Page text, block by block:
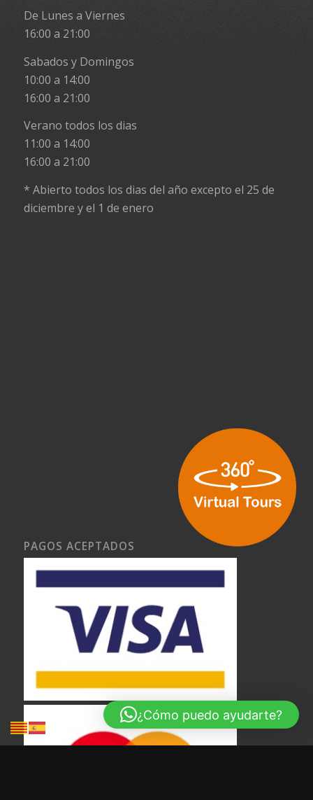
De Lunes a Viernes
16:00 a 21:00
Sabados y Domingos
10:00 a 14:00
16:00 a 21:00
Verano todos los dias
11:00 a 14:00
16:00 a 21:00
* Abierto todos los dias del año excepto el 25 de
diciembre y el 1 de enero
PAGOS ACEPTADOS
¿Cómo puedo ayudarte?